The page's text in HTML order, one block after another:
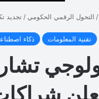
/ التحول الرقمي الحكومي / تجديد
تقنية المعلومات ذكاء